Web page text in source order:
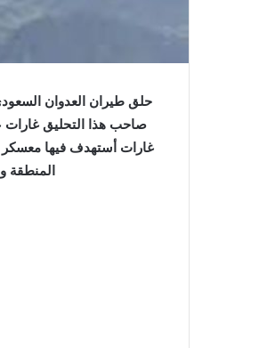
حلق طيران العدوان
غارات أستهدف فيها معسكر
المنطقة